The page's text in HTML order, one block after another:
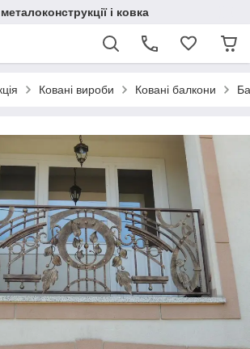
і ковка
Ковані вироби Ковані балкони